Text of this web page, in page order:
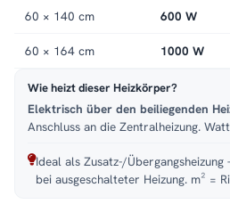
60 × 140 cm 600 W
60 × 164 cm 1000 W
Wie heizt dieser Heizkörper?
Elektrisch über den beiliegenden
Anschluss an die Zentralheizung.
Ideal als Zusatz-/
bei ausgeschalteter Heizung. m² =